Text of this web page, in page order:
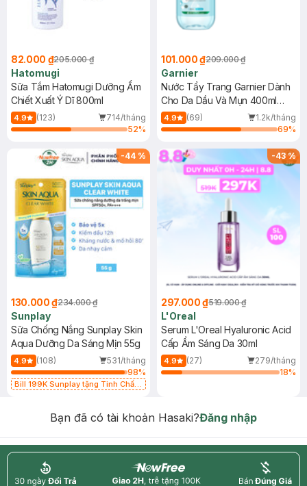
82.000 ₫205.000 ₫
Hatomugi
Sữa Tắm Hatomugi Dưỡng Ẩm
Chiết Xuất Ý Dĩ 800ml
4.9 (123)
714/tháng
52%
101.000 ₫209.000 ₫
Garnier
Nước Tẩy Trang Garnier Dành
Cho Da Dầu Và Mụn 400ml
(Mới)
4.9 (69)
1.2k/tháng
69%
-44 %
130.000 ₫234.000 ₫
Sunplay
Sữa Chống Nắng Sunplay Skin
Aqua Dưỡng Da Sáng Mịn 55g
4.9 (108)
531/tháng
98%
Bill 199K Sunplay tặng Tinh Chất
-43%
297.000 ₫519.000 ₫
L'Oreal
Serum L'Oreal Hyaluronic Acid
Cấp Ẩm Sáng Da 30ml
4.9 (27)
279/tháng
18%
Bạn đã có tài khoản Hasaki?Đăng nhập